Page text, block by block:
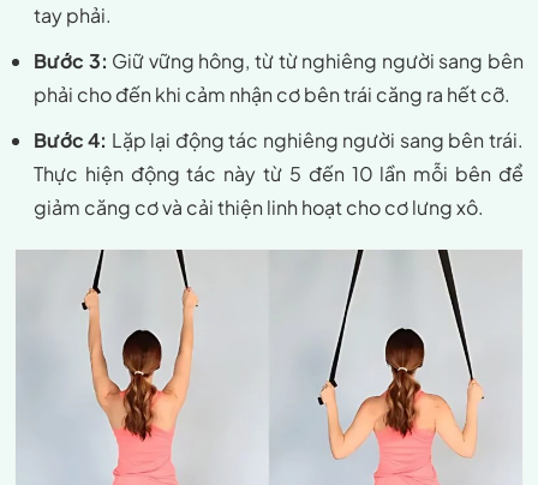
tay phải.
Bước 3: Giữ vững hông, từ từ nghiêng người sang bên
phải cho đến khi cảm nhận cơ bên trái căng ra hết cỡ.
Bước 4: Lặp lại động tác nghiêng người sang bên trái.
Thực hiện động tác này từ 5 đến 10 lần mỗi bên để
giảm căng cơ và cải thiện linh hoạt cho cơ lưng xô.